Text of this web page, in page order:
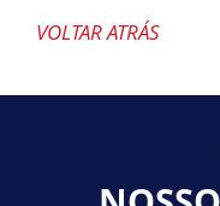
VOLTAR ATRÁS